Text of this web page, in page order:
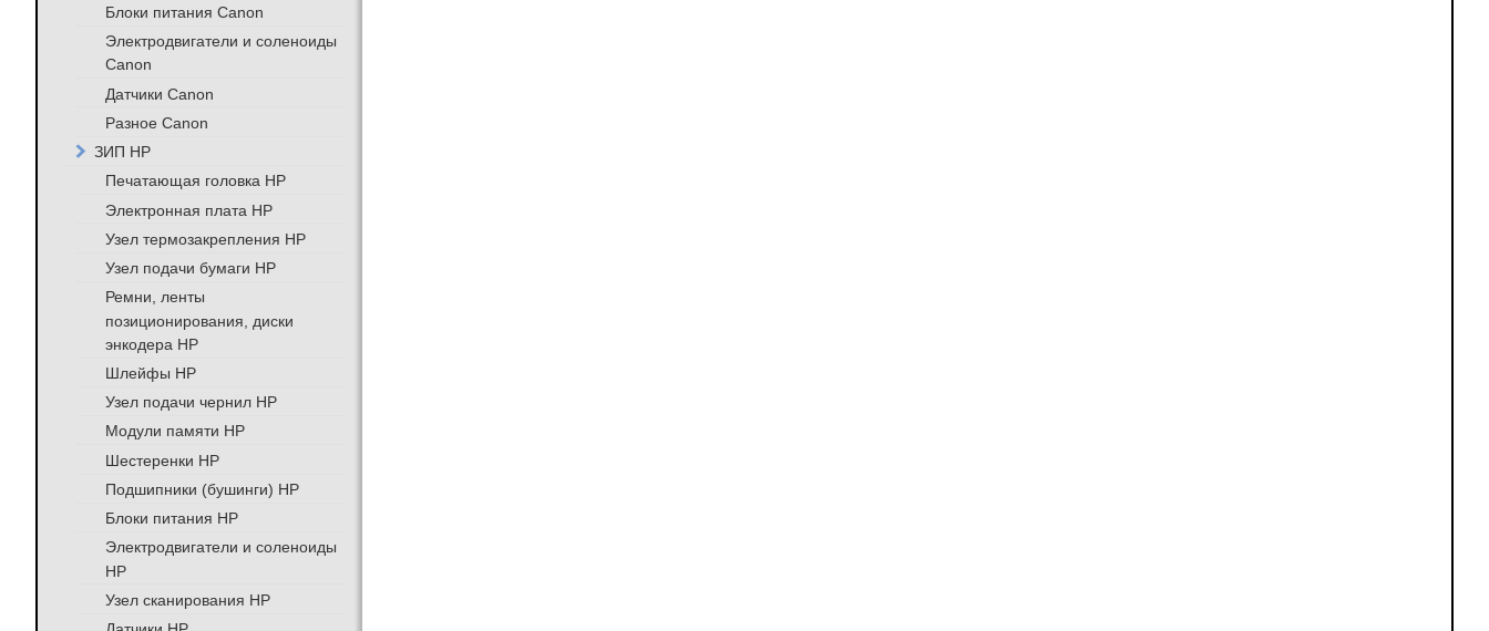
Блоки питания Canon
Электродвигатели и соленоиды
Canon
Датчики Canon
Разное Canon
ЗИП HP
Печатающая головка HP
Электронная плата HP
Узел термозакрепления HP
Узел подачи бумаги HP
Ремни, ленты
позиционирования, диски
энкодера HP
Шлейфы HP
Узел подачи чернил HP
Модули памяти HP
Шестеренки HP
Подшипники (бушинги) HP
Блоки питания HP
Электродвигатели и соленоиды
HP
Узел сканирования HP